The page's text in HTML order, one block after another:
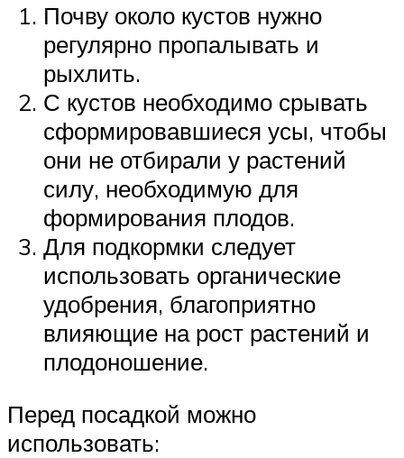
Почву около кустов нужно
регулярно пропалывать и
рыхлить.
С кустов необходимо срывать
сформировавшиеся усы, чтобы
они не отбирали у растений
силу, необходимую для
формирования плодов.
Для подкормки следует
использовать органические
удобрения, благоприятно
влияющие на рост растений и
плодоношение.
Перед посадкой можно
использовать: